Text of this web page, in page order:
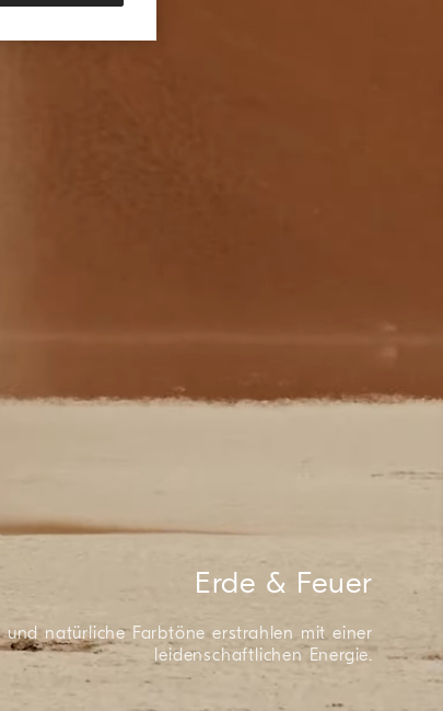
Erde & Feuer
und natürliche Farbtöne erstrahlen mit einer
leidenschaftlichen Energie.